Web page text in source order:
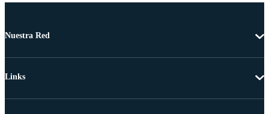
Nuestra Red
Links